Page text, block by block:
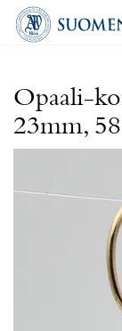
Opaali-
23mm,